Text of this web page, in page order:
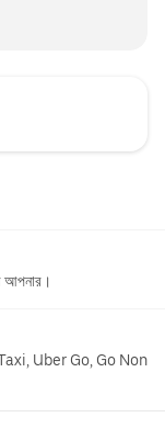
আপনার।
Uber Go, Go Non